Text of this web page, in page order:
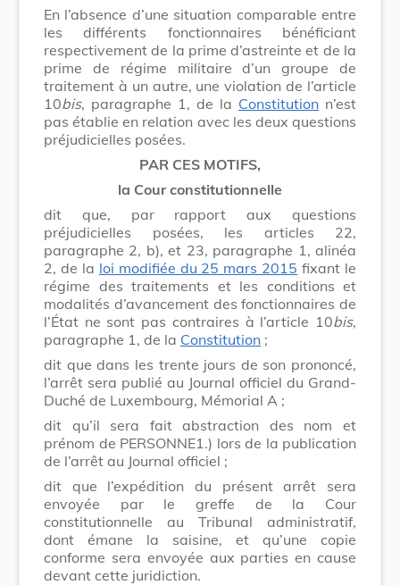
En l’absence d’une situation comparable entre
les différents fonctionnaires bénéficiant
respectivement de la prime d’astreinte et de la
prime de régime militaire d’un groupe de
traitement à un autre, une violation de l’article
10bis, paragraphe 1, de la Constitution n’est
pas établie en relation avec les deux questions
préjudicielles posées.
PAR CES MOTIFS,
la Cour constitutionnelle
dit que, par rapport aux questions
préjudicielles posées, les articles 22,
paragraphe 2, b), et 23, paragraphe 1, alinéa
2, de la loi modifiée du 25 mars 2015 fixant le
régime des traitements et les conditions et
modalités d’avancement des fonctionnaires de
l’État ne sont pas contraires à l’article 10bis,
paragraphe 1, de la Constitution ;
dit que dans les trente jours de son prononcé,
l’arrêt sera publié au Journal officiel du Grand-
Duché de Luxembourg, Mémorial A ;
dit qu’il sera fait abstraction des nom et
prénom de PERSONNE1.) lors de la publication
de l’arrêt au Journal officiel ;
dit que l’expédition du présent arrêt sera
envoyée par le greffe de la Cour
constitutionnelle au Tribunal administratif,
dont émane la saisine, et qu’une copie
conforme sera envoyée aux parties en cause
devant cette juridiction.